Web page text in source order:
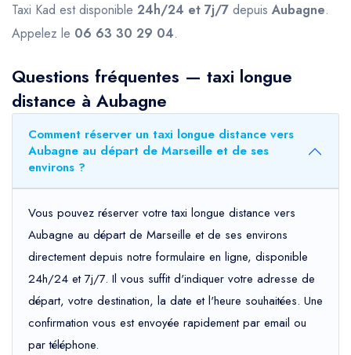
Taxi Kad est disponible 24h/24 et 7j/7 depuis Aubagne.
Appelez le 06 63 30 29 04.
Questions fréquentes — taxi longue
distance à Aubagne
Comment réserver un taxi longue distance vers
Aubagne au départ de Marseille et de ses
environs ?
Vous pouvez réserver votre taxi longue distance vers
Aubagne au départ de Marseille et de ses environs
directement depuis notre formulaire en ligne, disponible
24h/24 et 7j/7. Il vous suffit d'indiquer votre adresse de
départ, votre destination, la date et l'heure souhaitées. Une
confirmation vous est envoyée rapidement par email ou
par téléphone.